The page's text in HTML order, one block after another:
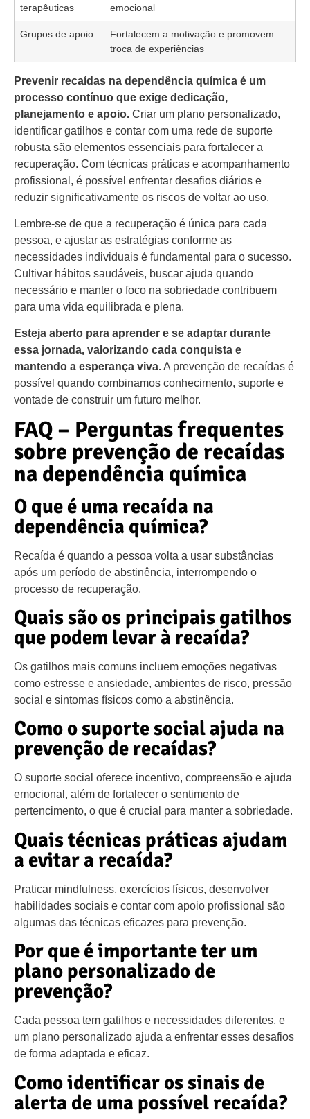
terapêuticas
emocional
Grupos de apoio
Fortalecem a motivação e promovem
troca de experiências
Prevenir recaídas na dependência química é um
processo contínuo que exige dedicação,
planejamento e apoio. Criar um plano personalizado,
identificar gatilhos e contar com uma rede de suporte
robusta são elementos essenciais para fortalecer a
recuperação. Com técnicas práticas e acompanhamento
profissional, é possível enfrentar desafios diários e
reduzir significativamente os riscos de voltar ao uso.
Lembre-se de que a recuperação é única para cada
pessoa, e ajustar as estratégias conforme as
necessidades individuais é fundamental para o sucesso.
Cultivar hábitos saudáveis, buscar ajuda quando
necessário e manter o foco na sobriedade contribuem
para uma vida equilibrada e plena.
Esteja aberto para aprender e se adaptar durante
essa jornada, valorizando cada conquista e
mantendo a esperança viva.A prevenção de recaídas é
possível quando combinamos conhecimento, suporte e
vontade de construir um futuro melhor.
FAQ – Perguntas frequentes
sobre prevenção de recaídas
na dependência química
O que é uma recaída na
dependência química?
Recaída é quando a pessoa volta a usar substâncias
após um período de abstinência, interrompendo o
processo de recuperação.
Quais são os principais gatilhos
que podem levar à recaída?
Os gatilhos mais comuns incluem emoções negativas
como estresse e ansiedade, ambientes de risco, pressão
social e sintomas físicos como a abstinência.
Como o suporte social ajuda na
prevenção de recaídas?
O suporte social oferece incentivo, compreensão e ajuda
emocional, além de fortalecer o sentimento de
pertencimento, o que é crucial para manter a sobriedade.
Quais técnicas práticas ajudam
a evitar a recaída?
Praticar mindfulness, exercícios físicos, desenvolver
habilidades sociais e contar com apoio profissional são
algumas das técnicas eficazes para prevenção.
Por que é importante ter um
plano personalizado de
prevenção?
Cada pessoa tem gatilhos e necessidades diferentes, e
um plano personalizado ajuda a enfrentar esses desafios
de forma adaptada e eficaz.
Como identificar os sinais de
alerta de uma possível recaída?